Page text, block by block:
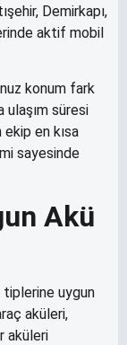
Demirkapı,
aktif mobil
konum fark
ulaşım süresi
en kısa
sayesinde
Akü
tiplerine uygun
aküleri,
aküleri